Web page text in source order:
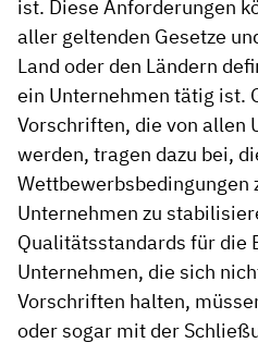
ist. Diese Anforderungen
aller geltenden Gesetze
Land oder den Ländern
ein Unternehmen tätig ist.
Vorschriften, die von allen
werden, tragen dazu bei,
Wettbewerbsbedingungen
Unternehmen zu
Qualitätsstandards für die
Unternehmen, die sich
Vorschriften halten,
oder sogar mit der